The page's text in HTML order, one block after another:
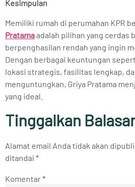
Kesimpulan
Memiliki rumah di perumahan KPR
Pratamaadalah pilihan yang cerdas
berpenghasilan rendah yang ingin
Dengan berbagai keuntungan
lokasi strategis, fasilitas lengkap,
menguntungkan, Griya Pratama
yang ideal.
Tinggalkan
Alamat email Anda tidak akan
ditandai *
Komentar*